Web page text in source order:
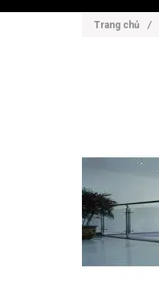
Trang chủ /